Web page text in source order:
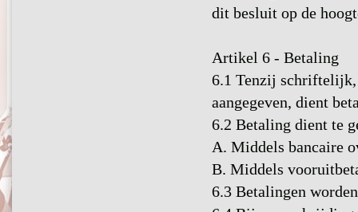
dit besluit op de
Artikel 6 - Betaling
6.1 Tenzij schriftelijk,
aangegeven, dient
6.2 Betaling dient te
A. Middels bancaire
B. Middels
6.3 Betalingen